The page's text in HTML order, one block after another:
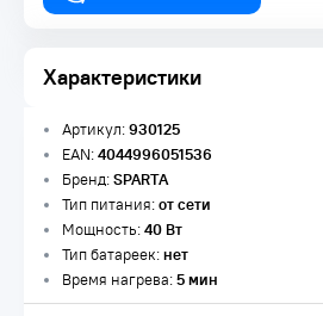
Характеристики
Артикул:930125
EAN:4044996051536
Бренд:SPARTA
Тип питания:от сети
Мощность:40 Вт
Тип батареек:нет
Время нагрева:5 мин